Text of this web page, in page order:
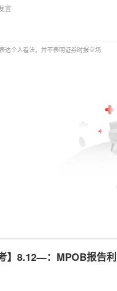
言
达个人看法，并不表明证券时报立场
】8.12—：MPOB报告